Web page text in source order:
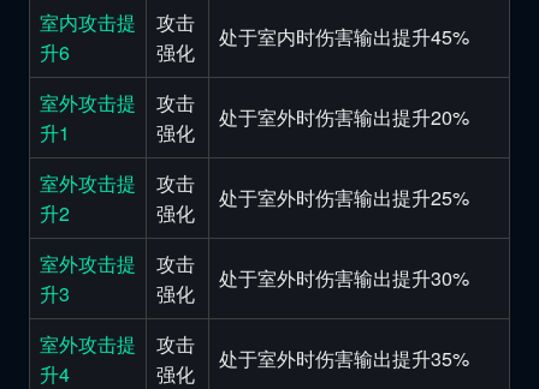
室内攻击提
升6
攻击
强化
处于室内时伤害输出提升45%
室外攻击提
升1
攻击
强化
处于室外时伤害输出提升20%
室外攻击提
升2
攻击
强化
处于室外时伤害输出提升25%
室外攻击提
升3
攻击
强化
处于室外时伤害输出提升30%
室外攻击提
升4
攻击
强化
处于室外时伤害输出提升35%